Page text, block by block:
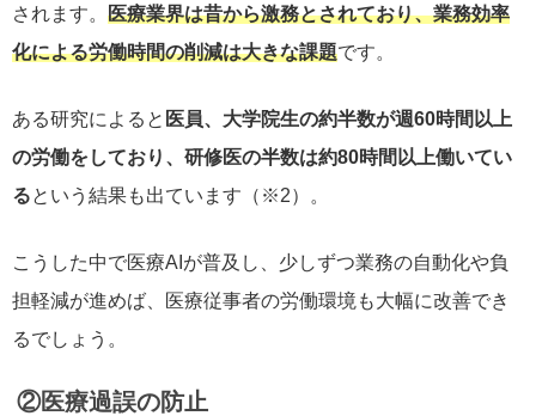
されます。 医療業界は昔から激務とされており、業務効率
化による労働時間の削減は大きな課題です。
ある研究によると 医員、大学院生の約半数が週60時間以上
の労働をしており、研修医の半数は約80時間以上働いてい
るという結果も出ています（※2）。
こうした中で医療AIが普及し、少しずつ業務の自動化や負
担軽減が進めば、医療従事者の労働環境も大幅に改善でき
るでしょう。
②医療過誤の防止